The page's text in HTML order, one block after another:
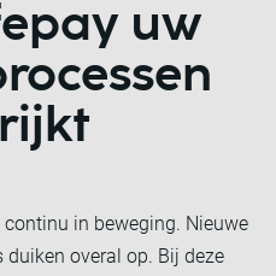
uw
in beweging. Nieuwe
duiken overal op. Bij deze